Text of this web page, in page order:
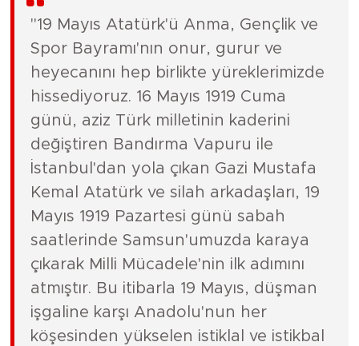
"19 Mayıs Atatürk'ü Anma, Gençlik ve
Spor Bayramı'nın onur, gurur ve
heyecanını hep birlikte yüreklerimizde
hissediyoruz. 16 Mayıs 1919 Cuma
günü, aziz Türk milletinin kaderini
değiştiren Bandırma Vapuru ile
İstanbul'dan yola çıkan Gazi Mustafa
Kemal Atatürk ve silah arkadaşları, 19
Mayıs 1919 Pazartesi günü sabah
saatlerinde Samsun'umuzda karaya
çıkarak Milli Mücadele'nin ilk adımını
atmıştır. Bu itibarla 19 Mayıs, düşman
işgaline karşı Anadolu'nun her
köşesinden yükselen istiklal ve istikbal